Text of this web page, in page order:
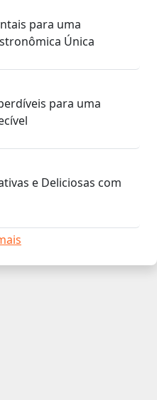
para uma
Única
para uma
e Deliciosas com